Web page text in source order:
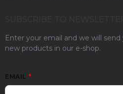
SUBSCRIBE TO
Enter your email and we will
new products in our e-shop.
EMAIL